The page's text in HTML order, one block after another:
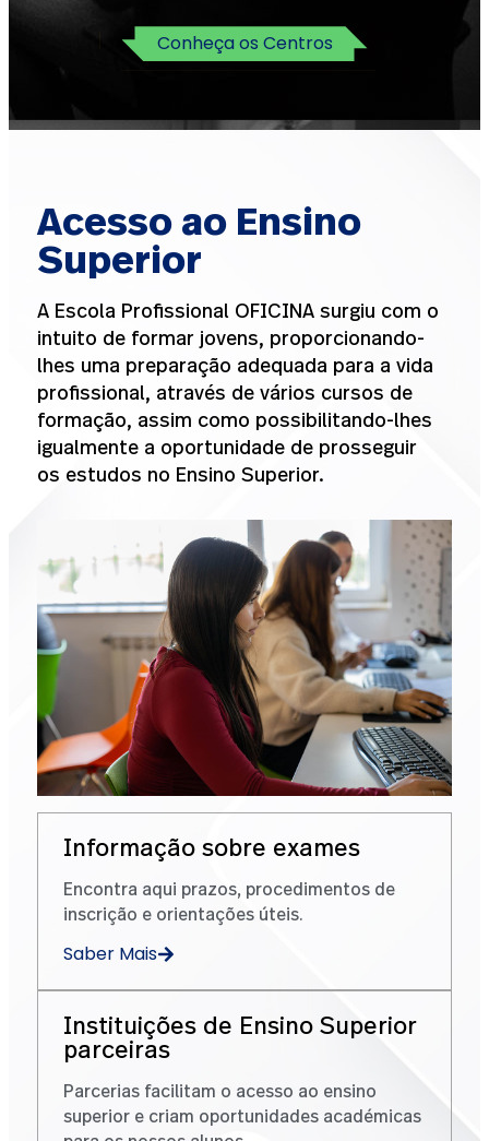
Conheça os Centros
Acesso ao Ensino
Superior
A Escola Profissional OFICINA surgiu com o
intuito de formar jovens, proporcionando-
lhes uma preparação adequada para a vida
profissional, através de vários cursos de
formação, assim como possibilitando-lhes
igualmente a oportunidade de prosseguir
os estudos no Ensino Superior.
Informação sobre exames
Encontra aqui prazos, procedimentos de
inscrição e orientações úteis.
Saber Mais
Instituições de Ensino Superior
parceiras
Parcerias facilitam o acesso ao ensino
superior e criam oportunidades académicas